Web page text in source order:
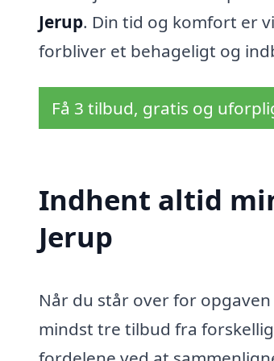
Jerup. Din tid og komfort er
forbliver et behageligt og
Få 3 tilbud, gratis og
Indhent altid
Jerup
Når du står over for
mindst tre tilbud fra